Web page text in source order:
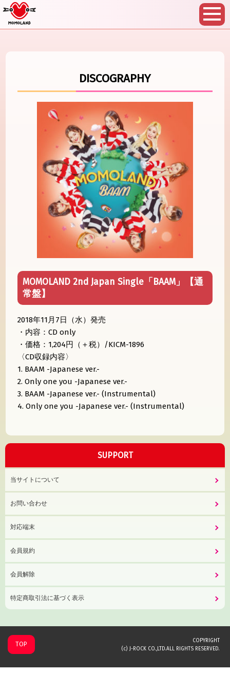
DISCOGRAPHY
MOMOLAND 2nd Japan Single「BAAM」【通
常盤】
2018年11月7日（水）発売
・内容：CD only
・価格：1,204円（＋税）/KICM-1896
〈CD収録内容〉
1. BAAM -Japanese ver.-
2. Only one you -Japanese ver.-
3. BAAM -Japanese ver.- (Instrumental)
4. Only one you -Japanese ver.- (Instrumental)
SUPPORT
当サイトについて
お問い合わせ
対応端末
会員規約
会員解除
特定商取引法に基づく表示
TOP
COPYRIGHT
(c) J-ROCK CO.,LTD.ALL RIGHTS RESERVED.